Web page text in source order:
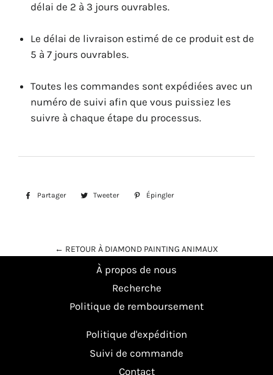
délai de 2 à 3 jours ouvrables.
Le délai de livraison estimé de ce produit est de
5 à 7 jours ouvrables.
Toutes les commandes sont expédiées avec un
numéro de suivi afin que vous puissiez les
suivre à chaque étape du processus.
Partager
PartagerTweeter
TweeterÉpingler
← RETOUR À DIAMOND PAINTING ANIMAUX
À propos de nous
Recherche
Politique de remboursement
Politique d'expédition
Suivi de commande
Contact